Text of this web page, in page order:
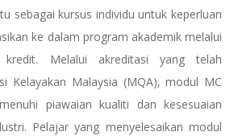
sebagai kursus individu untuk keperluan
ke dalam program akademik melalui
kredit. Melalui akreditasi yang telah
Kelayakan Malaysia (MQA), modul MC
piawaian kualiti dan kesesuaian
Pelajar yang menyelesaikan modul